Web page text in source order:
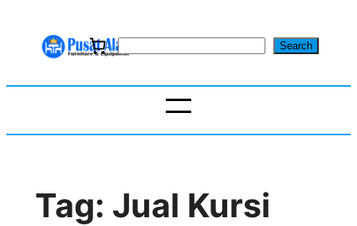
S
r
Search
Tag: Jual Kursi